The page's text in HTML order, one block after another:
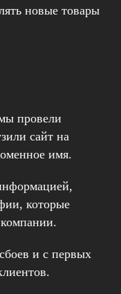
новые товары
провели
сайт на
имя.
которые
и с первых